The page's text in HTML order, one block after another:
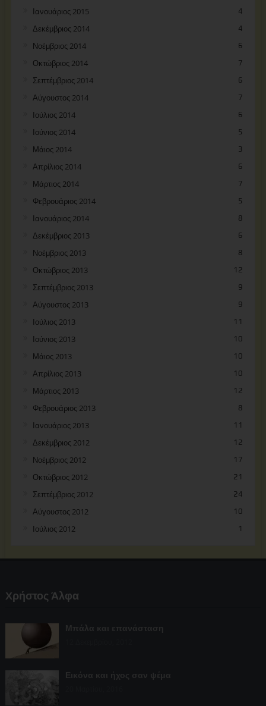
Ιανουάριος 2015 4
Δεκέμβριος 2014 4
Νοέμβριος 2014 6
Οκτώβριος 2014 7
Σεπτέμβριος 2014 6
Αύγουστος 2014 7
Ιούλιος 2014 6
Ιούνιος 2014 5
Μάιος 2014 3
Απρίλιος 2014 6
Μάρτιος 2014 7
Φεβρουάριος 2014 5
Ιανουάριος 2014 8
Δεκέμβριος 2013 6
Νοέμβριος 2013 8
Οκτώβριος 2013 12
Σεπτέμβριος 2013 9
Αύγουστος 2013 9
Ιούλιος 2013 11
Ιούνιος 2013 10
Μάιος 2013 10
Απρίλιος 2013 10
Μάρτιος 2013 12
Φεβρουάριος 2013 8
Ιανουάριος 2013 11
Δεκέμβριος 2012 12
Νοέμβριος 2012 17
Οκτώβριος 2012 21
Σεπτέμβριος 2012 24
Αύγουστος 2012 10
Ιούλιος 2012 1
Χρήστος Άλφα
Μπάλα και επανάσταση
Εικόνα και ήχος σαν ψέμα